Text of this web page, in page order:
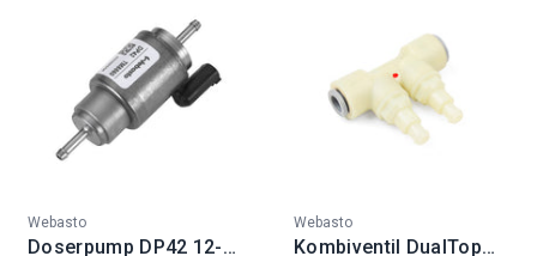
Fabrikat:
Webasto
Doserpump DP42 12-
Fabrikat:
Webasto
Kombiventil DualTop